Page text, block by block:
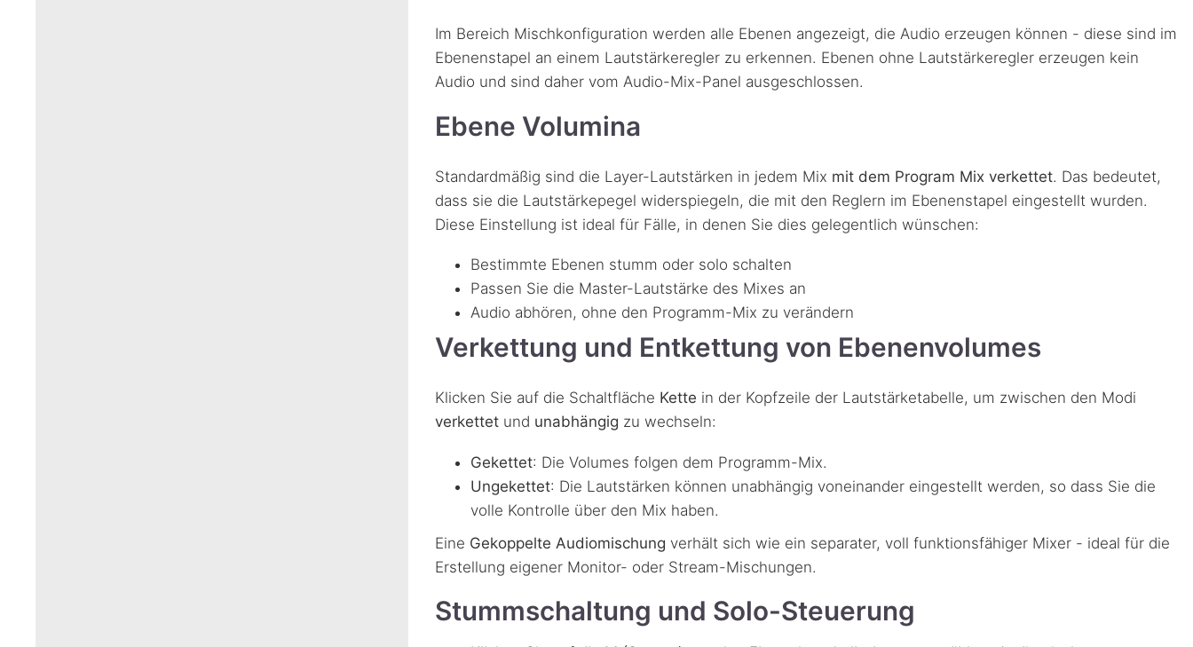
Im Bereich Mischkonfiguration werden alle Ebenen angezeigt, die Audio erzeugen können - diese sind im
Ebenenstapel an einem Lautstärkeregler zu erkennen. Ebenen ohne Lautstärkeregler erzeugen kein
Audio und sind daher vom Audio-Mix-Panel ausgeschlossen.
Ebene Volumina
Standardmäßig sind die Layer-Lautstärken in jedem Mix mit dem Program Mix verkettet. Das bedeutet,
dass sie die Lautstärkepegel widerspiegeln, die mit den Reglern im Ebenenstapel eingestellt wurden.
Diese Einstellung ist ideal für Fälle, in denen Sie dies gelegentlich wünschen:
Bestimmte Ebenen stumm oder solo schalten
Passen Sie die Master-Lautstärke des Mixes an
Audio abhören, ohne den Programm-Mix zu verändern
Verkettung und Entkettung von Ebenenvolumes
Klicken Sie auf die Schaltfläche Kette in der Kopfzeile der Lautstärketabelle, um zwischen den Modi
verkettet und unabhängig zu wechseln:
Gekettet: Die Volumes folgen dem Programm-Mix.
Ungekettet: Die Lautstärken können unabhängig voneinander eingestellt werden, so dass Sie die
volle Kontrolle über den Mix haben.
Eine Gekoppelte Audiomischung verhält sich wie ein separater, voll funktionsfähiger Mixer - ideal für die
Erstellung eigener Monitor- oder Stream-Mischungen.
Stummschaltung und Solo-Steuerung